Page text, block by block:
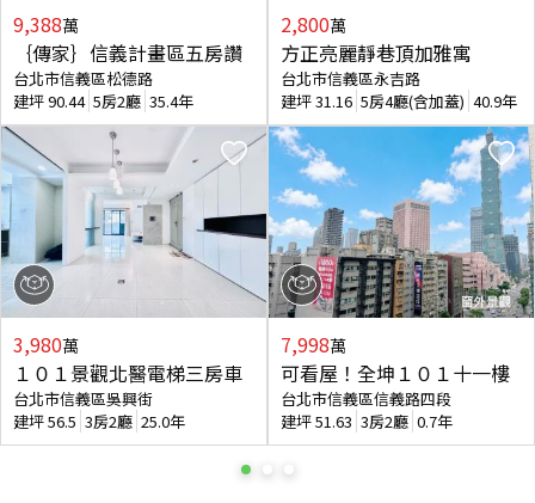
9,388萬
｛傳家｝信義計畫區五房讚
台北市信義區松德路
建坪90.44 5房2廳 35.4年
3,980萬
１０１景觀北醫電梯三房車
台北市信義區吳興街
建坪56.5 3房2廳 25.0年
2,800萬
方正亮麗靜巷頂加雅寓
台北市信義區永吉路
建坪31.16 5房4廳(含加蓋) 40.9年
7,998萬
可看屋！全坤１０１十一樓
台北市信義區信義路四段
建坪51.63 3房2廳 0.7年